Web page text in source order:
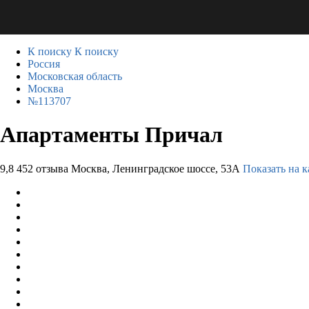
К поиску К поиску
Россия
Московская область
Москва
№113707
Апартаменты Причал
9,8 452 отзыва Москва, Ленинградское шоссе, 53А Показать на